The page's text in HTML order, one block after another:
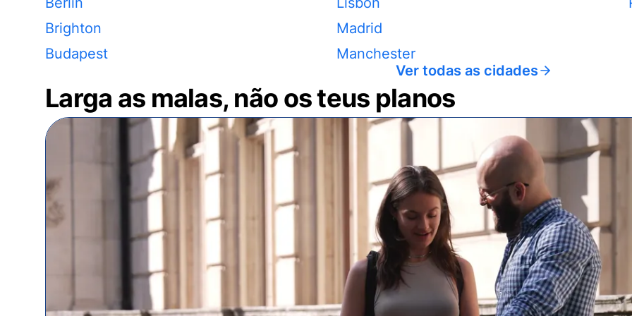
Brighton
Budapest
Madrid
Manchester
Ver todas as cidades
Larga as malas, não os teus planos